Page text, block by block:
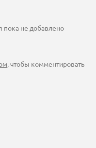
пока не добавлено
, чтобы комментировать